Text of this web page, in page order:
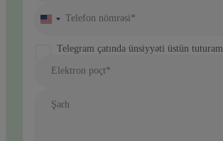
United
+1
Telefon nömrəsi*
Telegram çatında ünsiyyəti üstün tuturam
Elektron poçt*
Şərh